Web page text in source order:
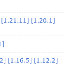
[1.21.11] [1.20.1]
[1.16.5] [1.12.2]